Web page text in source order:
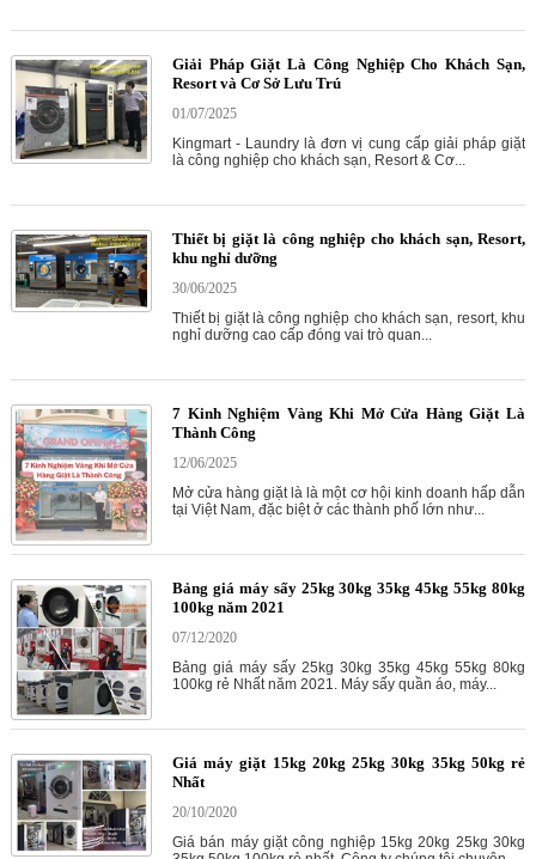
Giải Pháp Giặt Là Công Nghiệp Cho Khách Sạn,
Resort và Cơ Sở Lưu Trú
01/07/2025
Kingmart - Laundry là đơn vị cung cấp giải pháp giặt
là công nghiệp cho khách sạn, Resort & Cơ...
Thiết bị giặt là công nghiệp cho khách sạn, Resort,
khu nghỉ dưỡng
30/06/2025
Thiết bị giặt là công nghiệp cho khách sạn, resort, khu
nghỉ dưỡng cao cấp đóng vai trò quan...
7 Kinh Nghiệm Vàng Khi Mở Cửa Hàng Giặt Là
Thành Công
12/06/2025
Mở cửa hàng giặt là là một cơ hội kinh doanh hấp dẫn
tại Việt Nam, đặc biệt ở các thành phố lớn như...
Bảng giá máy sấy 25kg 30kg 35kg 45kg 55kg 80kg
100kg năm 2021
07/12/2020
Bảng giá máy sấy 25kg 30kg 35kg 45kg 55kg 80kg
100kg rẻ Nhất năm 2021. Máy sấy quần áo, máy...
Giá máy giặt 15kg 20kg 25kg 30kg 35kg 50kg rẻ
Nhất
20/10/2020
Giá bán máy giặt công nghiệp 15kg 20kg 25kg 30kg